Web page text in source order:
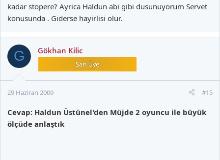
kadar stopere? Ayrica Haldun abi gibi dusunuyorum Servet
konusunda . Giderse hayirlisi olur.
G Gökhan Kilic
29 Haziran 2009 #15
Cevap: Haldun Üstünel'den Müjde 2 oyuncu ile büyük
ölçüde anlaştık